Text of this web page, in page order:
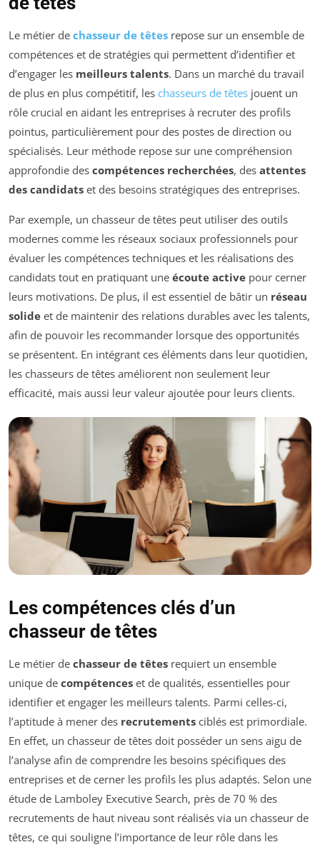
Le métier de chasseur de têtes repose sur un ensemble de
compétences et de stratégies qui permettent d’identifier et
d’engager les meilleurs talents. Dans un marché du travail
de plus en plus compétitif, les chasseurs de têtes jouent un
rôle crucial en aidant les entreprises à recruter des profils
pointus, particulièrement pour des postes de direction ou
spécialisés. Leur méthode repose sur une compréhension
approfondie des compétences recherchées, des attentes
des candidats et des besoins stratégiques des entreprises.
Par exemple, un chasseur de têtes peut utiliser des outils
modernes comme les réseaux sociaux professionnels pour
évaluer les compétences techniques et les réalisations des
candidats tout en pratiquant une écoute active pour cerner
leurs motivations. De plus, il est essentiel de bâtir un réseau
solide et de maintenir des relations durables avec les talents,
afin de pouvoir les recommander lorsque des opportunités
se présentent. En intégrant ces éléments dans leur quotidien,
les chasseurs de têtes améliorent non seulement leur
efficacité, mais aussi leur valeur ajoutée pour leurs clients.
Les compétences clés d’un
chasseur de têtes
Le métier de chasseur de têtes requiert un ensemble
unique de compétences et de qualités, essentielles pour
identifier et engager les meilleurs talents. Parmi celles-ci,
l’aptitude à mener des recrutements ciblés est primordiale.
En effet, un chasseur de têtes doit posséder un sens aigu de
l’analyse afin de comprendre les besoins spécifiques des
entreprises et de cerner les profils les plus adaptés. Selon une
étude de Lamboley Executive Search, près de 70 % des
recrutements de haut niveau sont réalisés via un chasseur de
têtes, ce qui souligne l’importance de leur rôle dans les